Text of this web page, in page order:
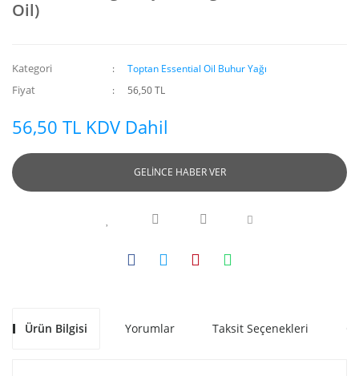
Oil)
Kategori Toptan Essential Oil Buhur Yağı
Fiyat 56,50 TL
56,50 TL KDV Dahil
GELİNCE HABER VER
Ürün Bilgisi Yorumlar Taksit Seçenekleri